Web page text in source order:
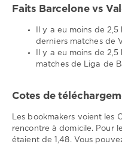
Faits Barcelone vs
Il y a eu moins de
derniers matches de
Il y a eu moins de
matches de Liga de
Cotes de
Les bookmakers voient les
rencontre à domicile. Pour
étaient de 1,48. Vous